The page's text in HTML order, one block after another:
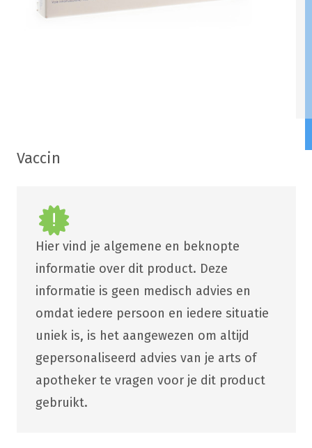
Vaccin
Hier vind je algemene en beknopte
informatie over dit product. Deze
informatie is geen medisch advies en
omdat iedere persoon en iedere situatie
uniek is, is het aangewezen om altijd
gepersonaliseerd advies van je arts of
apotheker te vragen voor je dit product
gebruikt.